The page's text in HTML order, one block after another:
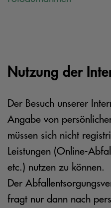
Nutzung der
Der Besuch unserer
Angabe von
müssen sich nicht
Leistungen (Online-
etc.) nutzen zu können.
Der
fragt nur dann nach